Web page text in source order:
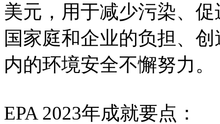
美元，用于减少污染、促
国家庭和企业的负担、
内的环境安全不懈努力。
EPA 2023年成就要点：